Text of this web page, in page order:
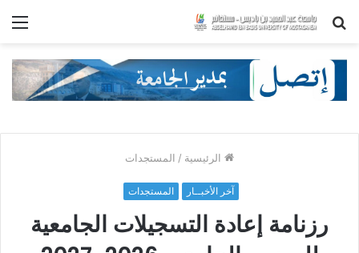
بحث
الرئيسية / المستجدات
آخر الأخبــار المستجدات
رزنامة إعادة التسجيلات الجامعية